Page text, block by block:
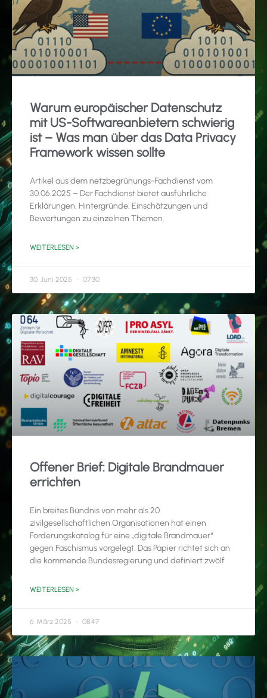
Warum europäischer Datenschutz
mit US-Softwareanbietern schwierig
ist – Was man über das Data Privacy
Framework wissen sollte
Artikel aus dem netzbegrünungs-Fachdienst vom
30.06.2025 – Der Fachdienst bietet ausführliche
Erklärungen, Hintergründe, Einschätzungen und
Bewertungen zu einzelnen Themen.
WEITERLESEN »
30. Juni 2025 07:30
Offener Brief: Digitale Brandmauer
errichten
Ein breites Bündnis von mehr als 20
zivilgesellschaftlichen Organisationen hat einen
Forderungskatalog für eine „digitale Brandmauer“
gegen Faschismus vorgelegt. Das Papier richtet sich an
die kommende Bundesregierung und definiert zwölf
WEITERLESEN »
6. März 2025 08:47